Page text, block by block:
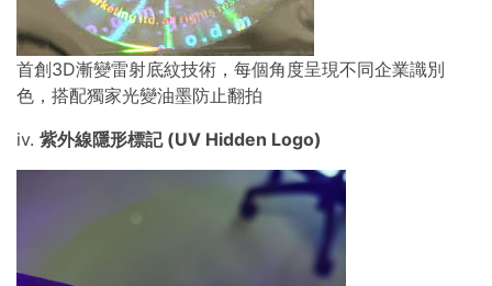
首創3D漸變雷射底紋技術，每個角度呈現不同企業識別
色，搭配獨家光變油墨防止翻拍
iv. 紫外線隱形標記 (UV Hidden Logo)